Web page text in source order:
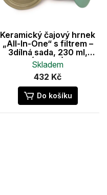
Keramický čajový hrnek
„All-In-One“ s filtrem –
3dílná sada, 230 ml,
(Zelená)
Skladem
432 Kč
Do košíku